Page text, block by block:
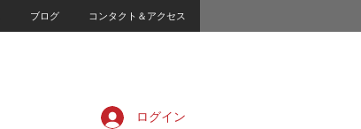
ブログ コンタクト＆アクセス
ログイン